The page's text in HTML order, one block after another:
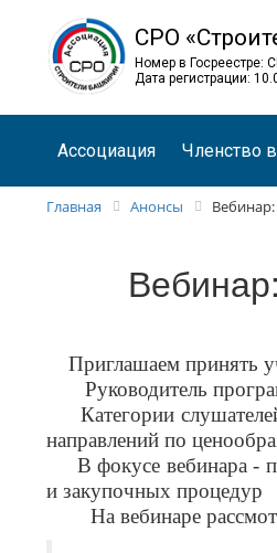
СРО
Номер в Госреестре:
Дата регистрации:
Ассоциация Членство
Главная Анонсы
Приглашаем принять
Руководитель
Категории
направлений по
В фокусе вебинара -
и закупочных процедур
На вебинаре